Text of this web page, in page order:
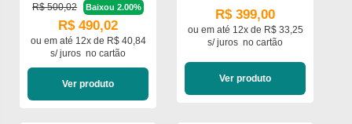
R$ 500,02
Baixou 2.00%
R$ 490,02
ou ematé 12x de R$ 40,84
s/ juros no cartão
Ver produto
R$ 399,00
ou ematé 12x de R$ 33,25
s/ juros no cartão
Ver produto